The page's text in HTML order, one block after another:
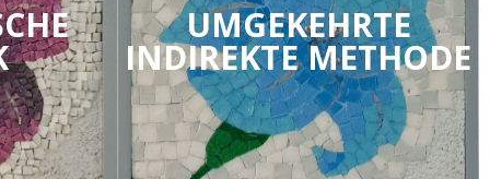
UMGEKEHRTE
INDIREKTE METHODE